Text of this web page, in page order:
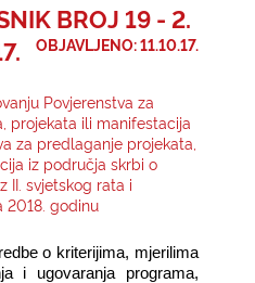
BROJ 19 - 2.
OBJAVLJENO: 11.10.17.
Povjerenstva za
projekata ili manifestacija
za predlaganje projekata,
iz područja skrbi o
II. svjetskog rata i
2018. godinu
o kriterijima, mjerilima
i ugovaranja programa,